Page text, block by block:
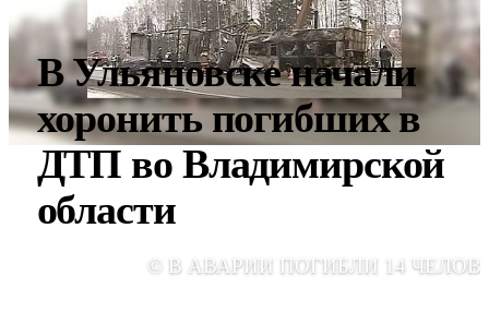
В Ульяновске начали
хоронить погибших в
ДТП во Владимирской
области
© В АВАРИИ ПОГИБЛИ 14